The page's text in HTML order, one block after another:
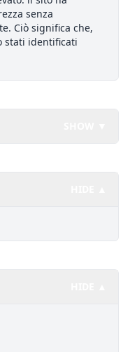
senza
Ciò significa che,
stati identificati